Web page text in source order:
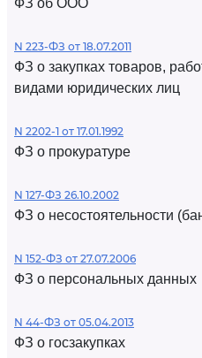
ФЗ об ООО
N 223-ФЗ от 18.07.2011
ФЗ о закупках товаров,
видами юридических лиц
N 2202-1 от 17.01.1992
ФЗ о прокуратуре
N 127-ФЗ 26.10.2002
ФЗ о несостоятельности
N 152-ФЗ от 27.07.2006
ФЗ о персональных данных
N 44-ФЗ от 05.04.2013
ФЗ о госзакупках